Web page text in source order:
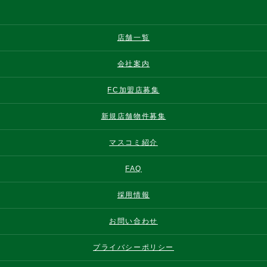
店舗一覧
会社案内
FC加盟店募集
新規店舗物件募集
マスコミ紹介
FAQ
採用情報
お問い合わせ
プライバシーポリシー